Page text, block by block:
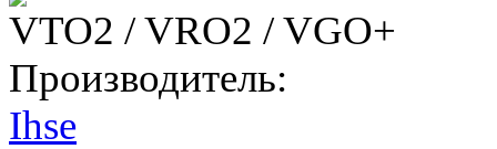
VTO2 / VRO2 / VGO+
Производитель:
Ihse